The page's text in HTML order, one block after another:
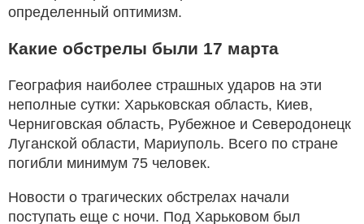
определенный оптимизм.
Какие обстрелы были 17 марта
География наиболее страшных ударов на эти
неполные сутки: Харьковская область, Киев,
Черниговская область, Рубежное и Северодонецк
Луганской области, Мариуполь. Всего по стране
погибли минимум 75 человек.
Новости о трагических обстрелах начали
поступать еще с ночи. Под Харьковом был